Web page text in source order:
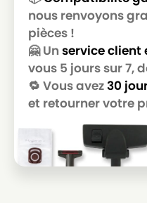
MIELE
MIELE
MIELE
MIELE ALLERGY
MIELE
MIELE
MIELE
MIELE ALLERGY
MIELE
MIELE
MIELE
MIELE ALLERGY
nous renvoyons
pièces !
🤗 Un service client
vous 5 jours sur 7,
🔁 Vous avez30
et retourner votre